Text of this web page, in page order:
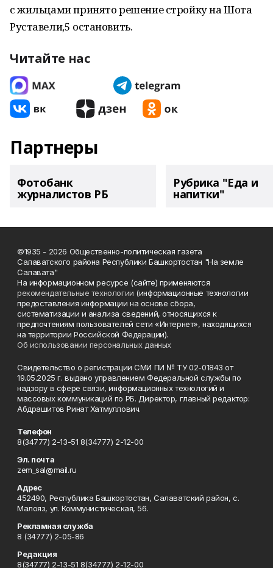
с жильцами принято решение стройку на Шота
Руставели,5 остановить.
Читайте нас
Партнеры
Фотобанк
журналистов РБ
Рубрика "Еда и
напитки"
©1935 - 2026 Общественно-политическая газета
Салаватского района Республики Башкортостан "На земле
Салавата"
На информационном ресурсе (сайте) применяются
рекомендательные технологии (информационные технологии
предоставления информации на основе сбора,
систематизации и анализа сведений, относящихся к
предпочтениям пользователей сети «Интернет», находящихся
на территории Российской Федерации).
Об использовании персональных данных
Свидетельство о регистрации СМИ ПИ № ТУ 02-01843 от
19.05.2025 г. выдано управлением Федеральной службы по
надзору в сфере связи, информационных технологий и
массовых коммуникаций по РБ. Директор, главный редактор:
Абдрашитов Ринат Хатмуллович.
Телефон
8(34777) 2-13-51 8(34777) 2-12-00
Эл. почта
zem_sal@mail.ru
Адрес
452490, Республика Башкортостан, Салаватский район, с.
Малояз, ул. Коммунистическая, 56.
Рекламная служба
8 (34777) 2-05-86
Редакция
8(34777) 2-13-51 8(34777) 2-12-00